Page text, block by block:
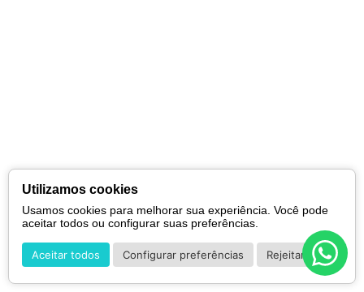
Utilizamos cookies
Usamos cookies para melhorar sua experiência. Você pode
aceitar todos ou configurar suas preferências.
Aceitar todos Configurar preferências Rejeitar